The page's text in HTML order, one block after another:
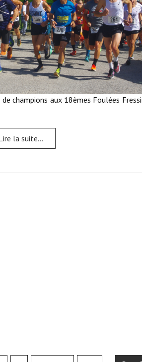
champions aux 18èmes Foulées
la suite...